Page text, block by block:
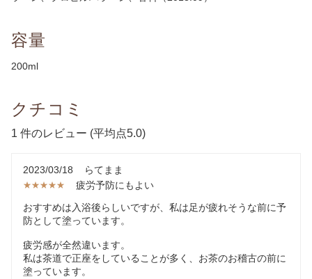
容量
200ml
クチコミ
1 件のレビュー (平均点5.0)
2023/03/18 らてまま
★★★★★
★★★★★
疲労予防にもよい
おすすめは入浴後らしいですが、私は足が疲れそうな前に予
防として塗っています。
疲労感が全然違います。
私は茶道で正座をしていることが多く、お茶のお稽古の前に
塗っています。